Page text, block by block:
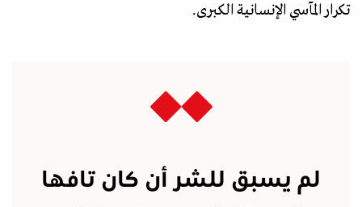
تكرار المآسي الإنسانية الكبرى.
لم يسبق للشر أن كان تافها